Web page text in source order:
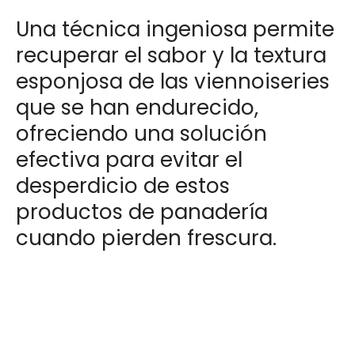
Una técnica ingeniosa permite
recuperar el sabor y la textura
esponjosa de las viennoiseries
que se han endurecido,
ofreciendo una solución
efectiva para evitar el
desperdicio de estos
productos de panadería
cuando pierden frescura.